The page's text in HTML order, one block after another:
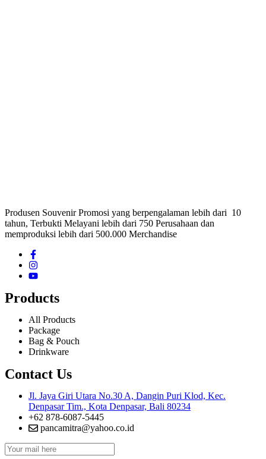
Produsen Souvenir Promosi yang berpengalaman lebih dari 10
tahun, Terbukti Melayani lebih dari 750 Perusahaan dan
memproduksi lebih dari 500.000 Merchandise
Products
All Products
Package
Bag & Pouch
Drinkware
Contact Us
Jl. Jaya Giri Utara No.30 A, Dangin Puri Klod, Kec.
Denpasar Tim., Kota Denpasar, Bali 80234
+62 878-6087-5445
pancamitra@yahoo.co.id